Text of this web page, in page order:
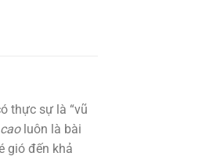
thực sự là “vũ
luôn là bài
gió đến khả